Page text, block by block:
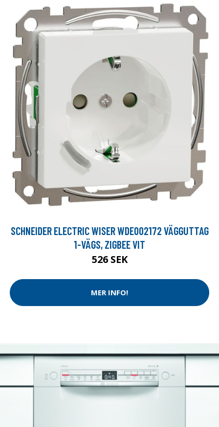
SCHNEIDER ELECTRIC WISER WDE002172 VÄGGUTTAG
1-VÄGS, ZIGBEE VIT
526 SEK
MER INFO!